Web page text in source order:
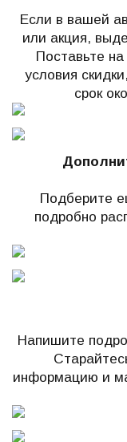
Если в вашей
или акция,
Поставьте
условия
срок
Подберите
подробно
Напишите
информацию и